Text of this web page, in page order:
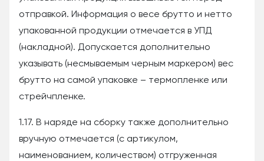
отправкой. Информация о весе брутто и нетто
упакованной продукции отмечается в УПД
(накладной). Допускается дополнительно
указывать (несмываемым черным маркером) вес
брутто на самой упаковке – термопленке или
стрейчпленке.
1.17. В наряде на сборку также дополнительно
вручную отмечается (с артикулом,
наименованием, количеством) отгруженная